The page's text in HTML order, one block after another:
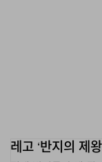
레고 ‘반지의 제